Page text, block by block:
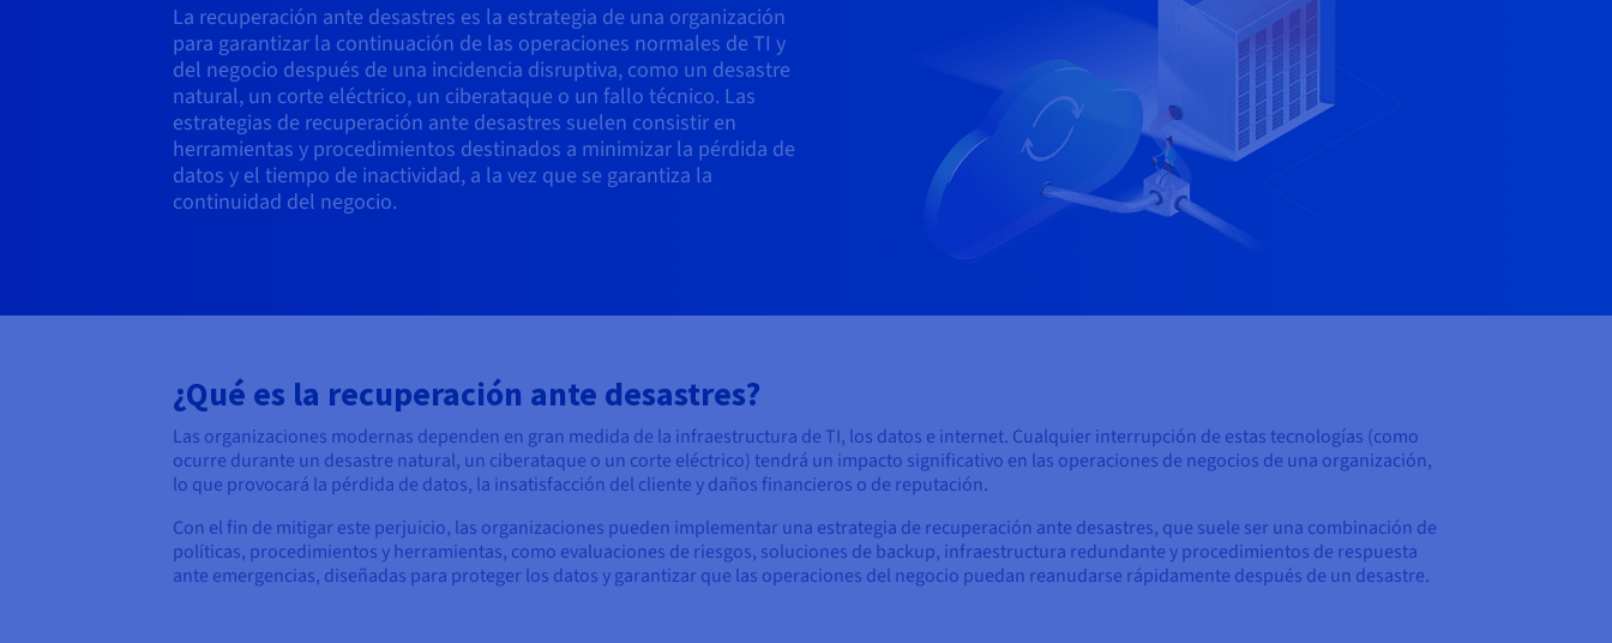
La recuperación ante desastres es la estrategia de una organización
para garantizar la continuación de las operaciones normales de TI y
del negocio después de una incidencia disruptiva, como un desastre
natural, un corte eléctrico, un ciberataque o un fallo técnico. Las
estrategias de recuperación ante desastres suelen consistir en
herramientas y procedimientos destinados a minimizar la pérdida de
datos y el tiempo de inactividad, a la vez que se garantiza la
continuidad del negocio.
¿Qué es la recuperación ante desastres?
Las organizaciones modernas dependen en gran medida de la infraestructura de TI, los datos e internet. Cualquier interrupción de estas tecnologías (como
ocurre durante un desastre natural, un ciberataque o un corte eléctrico) tendrá un impacto significativo en las operaciones de negocios de una organización,
lo que provocará la pérdida de datos, la insatisfacción del cliente y daños financieros o de reputación.
Con el fin de mitigar este perjuicio, las organizaciones pueden implementar una estrategia de recuperación ante desastres, que suele ser una combinación de
políticas, procedimientos y herramientas, como evaluaciones de riesgos, soluciones de backup, infraestructura redundante y procedimientos de respuesta
ante emergencias, diseñadas para proteger los datos y garantizar que las operaciones del negocio puedan reanudarse rápidamente después de un desastre.